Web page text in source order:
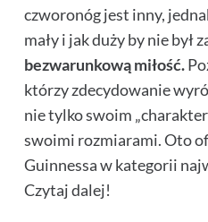
czworonóg jest inny,
mały i jak duży by nie był
bezwarunkową miłość.
którzy zdecydowanie
nie tylko swoim
swoimi rozmiarami. Oto
Guinnessa w kategorii
Czytaj dalej!